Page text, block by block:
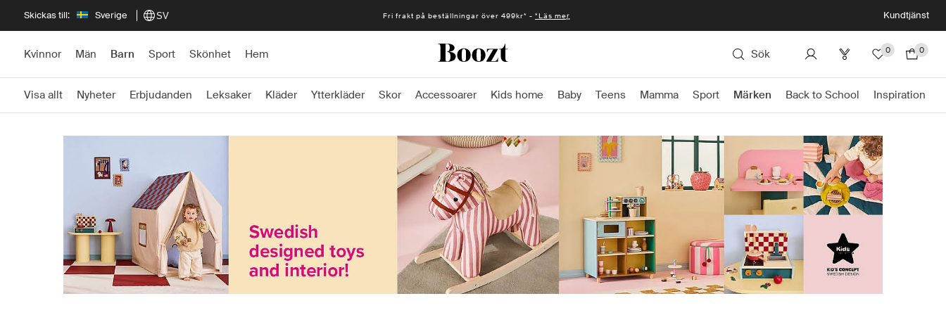
Skickas till: Sverige SV Snabb leverans 1-2 vardagar* -*Läs mer Kundtjänst
Kvinnor Män Barn Sport Skönhet Hem Sök 0 0
Visa allt Nyheter Erbjudanden Leksaker Kläder Ytterkläder Skor Accessoarer Kids home Baby Teens Mamma Sport Märken Back to School Inspiration